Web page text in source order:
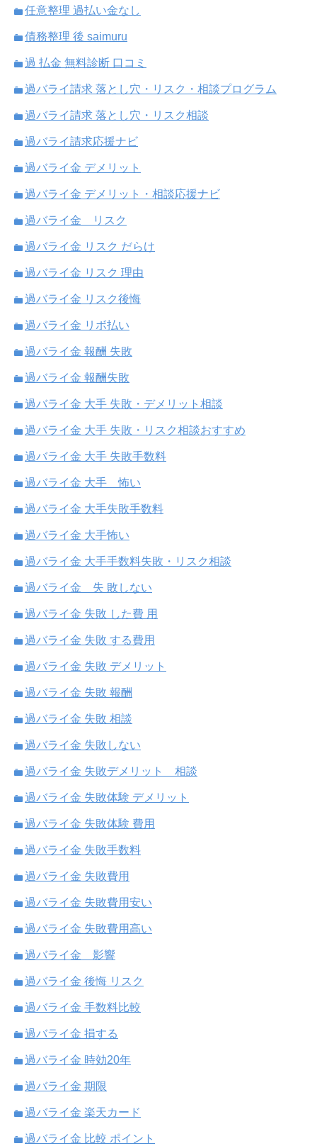
任意整理 過払い金なし
債務整理 後 saimuru
過 払金 無料診断 口コミ
過バライ請求 落とし穴・リスク・相談プログラム
過バライ請求 落とし穴・リスク相談
過バライ請求応援ナビ
過バライ金 デメリット
過バライ金 デメリット・相談応援ナビ
過バライ金 リスク
過バライ金 リスク だらけ
過バライ金 リスク 理由
過バライ金 リスク後悔
過バライ金 リボ払い
過バライ金 報酬 失敗
過バライ金 報酬失敗
過バライ金 大手 失敗・デメリット相談
過バライ金 大手 失敗・リスク相談おすすめ
過バライ金 大手 失敗手数料
過バライ金 大手 怖い
過バライ金 大手失敗手数料
過バライ金 大手怖い
過バライ金 大手手数料失敗・リスク相談
過バライ金 失 敗しない
過バライ金 失敗 した費 用
過バライ金 失敗 する費用
過バライ金 失敗 デメリット
過バライ金 失敗 報酬
過バライ金 失敗 相談
過バライ金 失敗しない
過バライ金 失敗デメリット 相談
過バライ金 失敗体験 デメリット
過バライ金 失敗体験 費用
過バライ金 失敗手数料
過バライ金 失敗費用
過バライ金 失敗費用安い
過バライ金 失敗費用高い
過バライ金 影響
過バライ金 後悔 リスク
過バライ金 手数料比較
過バライ金 損する
過バライ金 時効20年
過バライ金 期限
過バライ金 楽天カード
過バライ金 比較 ポイント